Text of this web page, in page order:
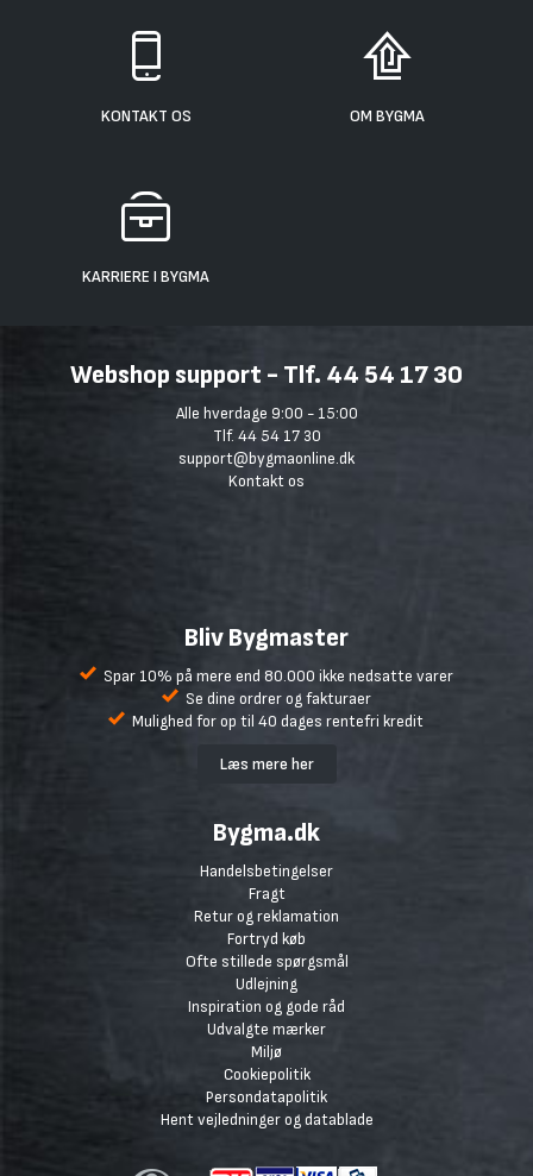
KONTAKT OS OM BYGMA
KARRIERE I BYGMA
Webshop support - Tlf. 44 54 17 30
Alle hverdage 9:00 - 15:00
Tlf. 44 54 17 30
support@bygmaonline.dk
Kontakt os
Bliv Bygmaster
Spar 10% på mere end 80.000 ikke nedsatte varer
Se dine ordrer og fakturaer
Mulighed for op til 40 dages rentefri kredit
Læs mere her
Bygma.dk
Handelsbetingelser
Fragt
Retur og reklamation
Fortryd køb
Ofte stillede spørgsmål
Udlejning
Inspiration og gode råd
Udvalgte mærker
Miljø
Cookiepolitik
Persondatapolitik
Hent vejledninger og datablade